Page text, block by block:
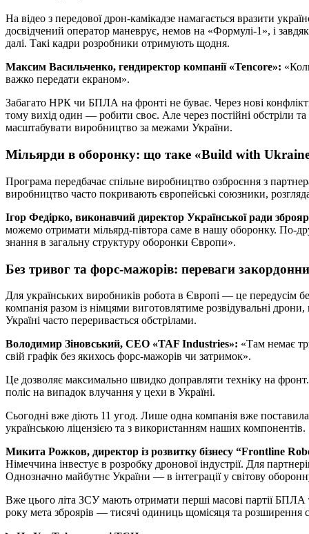
На відео з передової дрон-камікадзе намагається вразити
досвідчений оператор маневрує, немов на «Формулі-1», і
далі. Такі кадри розробники отримують щодня.
Максим Васильченко, гендиректор компанії «Tencore»:
важко передати екраном».
Забагато НРК чи БПЛА на фронті не буває. Через нові
тому вихід один — робити своє. Але через постійні обстріли
масштабувати виробництво за межами України.
Мільярди в оборонку: що таке «Build with
Програма передбачає спільне виробництво озброєння з
виробництво часто покривають європейські союзники,
Ігор Федірко, виконавчий директор Української ради
можемо отримати мільярд-півтора саме в нашу оборонку. По-
знання в загальну структуру оборонки Європи».
Без тривог та форс-мажорів: переваги
Для українських виробників робота в Європі — це передусім
компанія разом із німцями виготовлятиме розвідувальні
Україні часто переривається обстрілами.
Володимир Зіновський, CEO «TAF Industries»: «Там немає
свій графік без якихось форс-мажорів чи затримок».
Це дозволяє максимально швидко доправляти техніку на
поліс на випадок влучання у цехи в Україні.
Сьогодні вже діють 11 угод. Лише одна компанія вже
українською ліцензією та з використанням наших компонентів.
Микита Рожков, директор із розвитку бізнесу “Frontline
Німеччина інвестує в розробку дронової індустрії. Для
Однозначно майбутнє України — в інтеграції у світову
Вже цього літа ЗСУ мають отримати перші масові партії
року мета зброярів — тисячі одиниць щомісяця та розширення